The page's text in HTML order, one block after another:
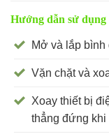
Hướng dẫn sử dụng
Mở và lắp bình
Vặn chặt và
Xoay thiết bị
thẳng đứng khi